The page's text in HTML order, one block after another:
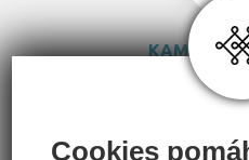
KAMENNÁ
Navštivte nás. Rádi
prodejně v
Cookies